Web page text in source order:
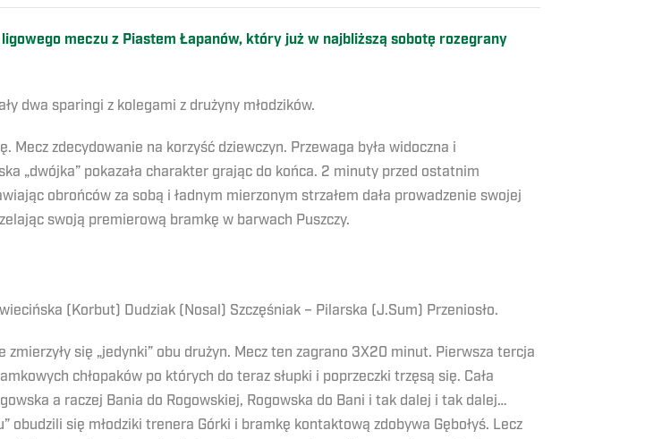
meczu z Piastem Łapanów, który już w najbliższą sobotę rozegrany
dwa sparingi z kolegami z drużyny młodzików.
Mecz zdecydowanie na korzyść dziewczyn. Przewaga była widoczna i
„dwójka” pokazała charakter grając do końca. 2 minuty przed ostatnim
obrońców za sobą i ładnym mierzonym strzałem dała prowadzenie swojej
swoją premierową bramkę w barwach Puszczy.
(Korbut) Dudziak (Nosal) Szczęśniak – Pilarska (J.Sum) Przeniosło.
się „jedynki” obu drużyn. Mecz ten zagrano 3X20 minut. Pierwsza tercja
chłopaków po których do teraz słupki i poprzeczki trzęsą się. Cała
a raczej Bania do Rogowskiej, Rogowska do Bani i tak dalej i tak dalej…
się młodziki trenera Górki i bramkę kontaktową zdobywa Gębołyś. Lecz